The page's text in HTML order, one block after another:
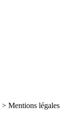
> Mentions légales